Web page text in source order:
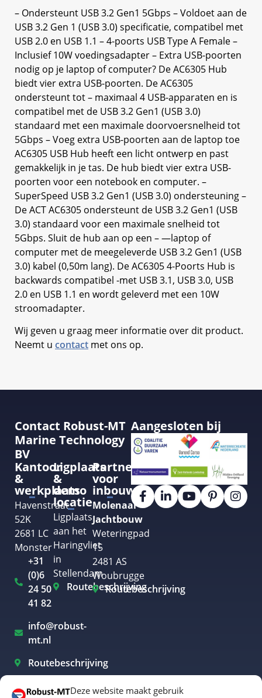
Deze website maakt gebruik
– Ondersteunt USB 3.2 Gen1 5Gbps – Voldoet aan de
USB 3.2 Gen 1 (USB 3.0) specificatie, compatibel met
USB 2.0 en USB 1.1 – 4-poorts USB Type A Female –
Inclusief 10W voedingsadapter – Extra USB-poorten
nodig op je laptop of computer? De AC6305 Hub
biedt vier extra USB-poorten. De AC6305
ondersteunt tot – maximaal 4 USB-apparaten en is
compatibel met de USB 3.2 Gen1 (USB 3.0)
standaard met een maximale doorvoersnelheid tot
5Gbps – Voeg extra USB-poorten aan de laptop toe
AC6305 USB Hub heeft een licht ontwerp en past
gemakkelijk in je tas. De hub biedt vier extra USB-
poorten voor een notebook en computer. –
SuperSpeed USB 3.2 Gen1 (USB 3.0) ondersteuning –
De ACT AC6305 ondersteunt de USB 3.2 Gen1 (USB
3.0) standaard voor een maximale snelheid tot
5Gbps. Sluit de hub aan op een – —laptop of
computer met de meegeleverde USB 3.2 Gen1 (USB
3.0) kabel (0,50m lang). De AC6305 4-Poorts Hub is
backwards compatibel -met USB 3.1, USB 3.0, USB
2.0 en USB 1.1 en wordt geleverd met een 10W
stroomadapter.
Wij geven u graag meer informatie over dit product.
Neemt u contact met ons op.
Contact Robust-MT
Marine Technology
BV
Kantoor
&
werkplaats
Havenstraat
52K
2681 LC
Monster
+31
(0)6
24 50
41 82
info@robust-
mt.nl
Routebeschrijving
Ligplaats
&
demo
locatie
Ligplaats
aan het
Haringvliet
in
Stellendam
Routebeschrijving
Partner
voor
inbouw
Molenaar
Jachtbouw
Weteringpad
15
2481 AS
Woubrugge
Routebeschrijving
Aangesloten bij